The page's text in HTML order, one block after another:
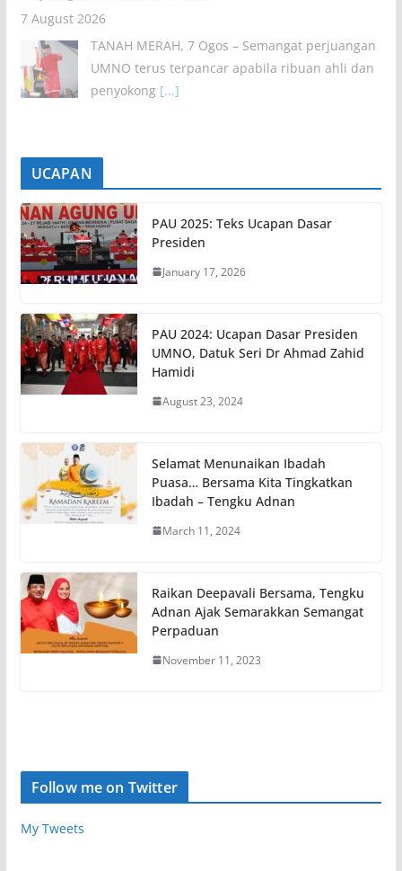
7 August 2026
TANAH MERAH, 7 Ogos – Semangat perjuangan
UMNO terus terpancar apabila ribuan ahli dan
penyokong [...]
UCAPAN
PAU 2025: Teks Ucapan Dasar
Presiden
January 17, 2026
PAU 2024: Ucapan Dasar Presiden
UMNO, Datuk Seri Dr Ahmad Zahid
Hamidi
August 23, 2024
Selamat Menunaikan Ibadah
Puasa… Bersama Kita Tingkatkan
Ibadah – Tengku Adnan
March 11, 2024
Raikan Deepavali Bersama, Tengku
Adnan Ajak Semarakkan Semangat
Perpaduan
November 11, 2023
Follow me on Twitter
My Tweets